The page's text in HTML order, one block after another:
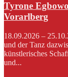
Tyrone
Vorarlberg
18.09.2026 –
und der Tanz
künstlerisches
und...